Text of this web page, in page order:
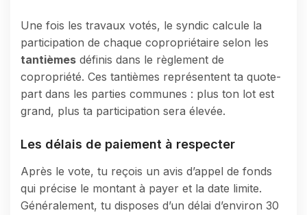
Une fois les travaux votés, le syndic calcule la
participation de chaque copropriétaire selon les
tantièmes définis dans le règlement de
copropriété. Ces tantièmes représentent ta quote-
part dans les parties communes : plus ton lot est
grand, plus ta participation sera élevée.
Les délais de paiement à respecter
Après le vote, tu reçois un avis d’appel de fonds
qui précise le montant à payer et la date limite.
Généralement, tu disposes d’un délai d’environ 30